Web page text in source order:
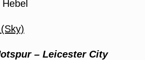
– Leicester City